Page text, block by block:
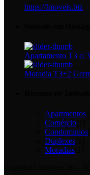
https://Imoveis.biz
Apartamento T3 c/
Moradia T3+2
Apartmentos
Comércio
Condominios
Duplexes
Moradias